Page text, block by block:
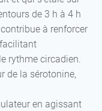
de 3 h à 4 h
contribue à renforcer
rythme circadien.
de la sérotonine,
en agissant